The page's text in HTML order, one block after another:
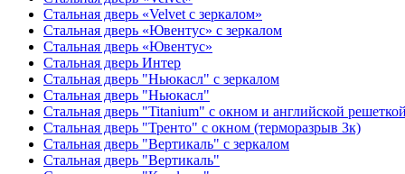
Стальная дверь «Velvet с зеркалом»
Стальная дверь «Ювентус» с зеркалом
Стальная дверь «Ювентус»
Стальная дверь Интер
Стальная дверь "Ньюкасл" с зеркалом
Стальная дверь "Ньюкасл"
Стальная дверь "Titanium" с окном и английской
Стальная дверь "Тренто" с окном (терморазрыв 3к)
Стальная дверь "Вертикаль" с зеркалом
Стальная дверь "Вертикаль"